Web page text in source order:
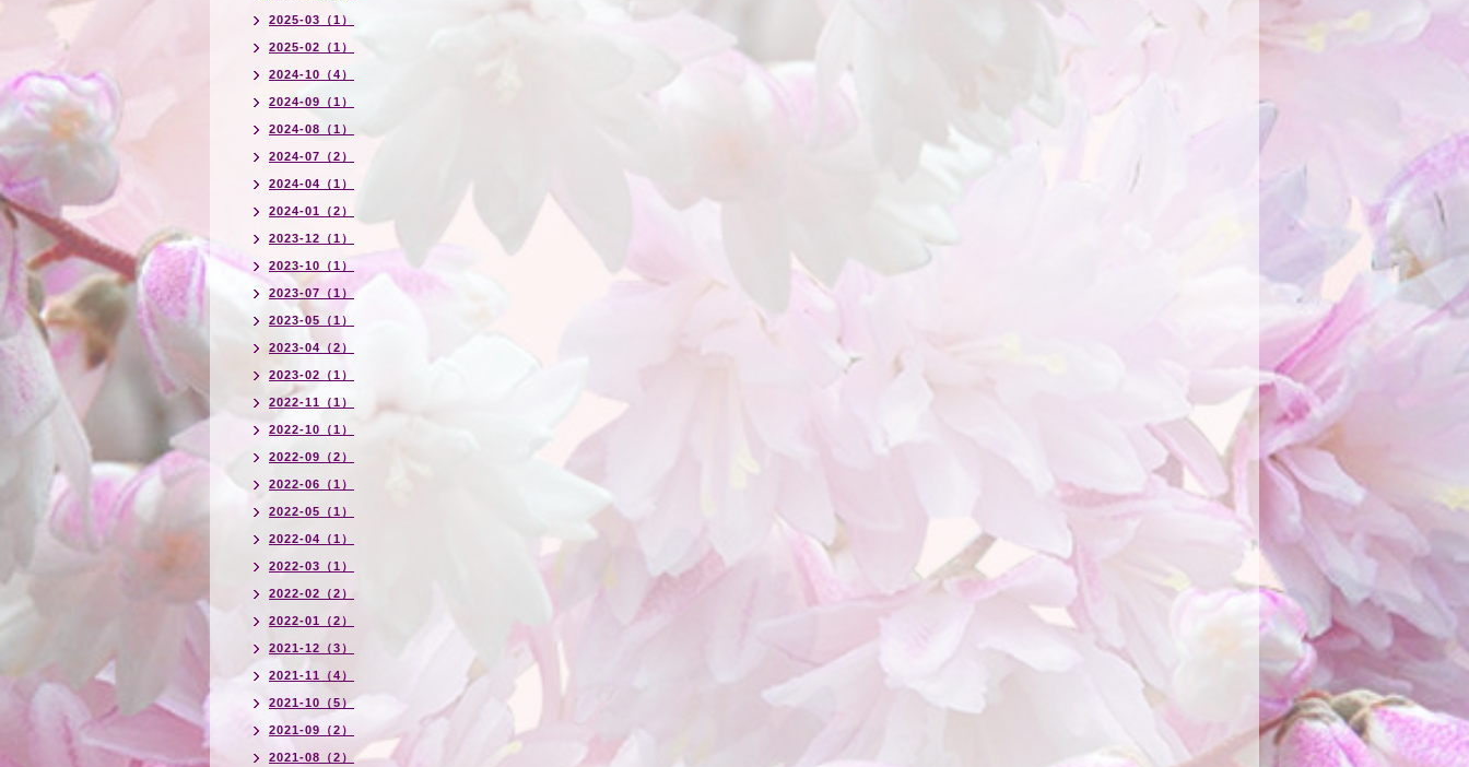
2025-03（1）
2025-02（1）
2024-10（4）
2024-09（1）
2024-08（1）
2024-07（2）
2024-04（1）
2024-01（2）
2023-12（1）
2023-10（1）
2023-07（1）
2023-05（1）
2023-04（2）
2023-02（1）
2022-11（1）
2022-10（1）
2022-09（2）
2022-06（1）
2022-05（1）
2022-04（1）
2022-03（1）
2022-02（2）
2022-01（2）
2021-12（3）
2021-11（4）
2021-10（5）
2021-09（2）
2021-08（2）